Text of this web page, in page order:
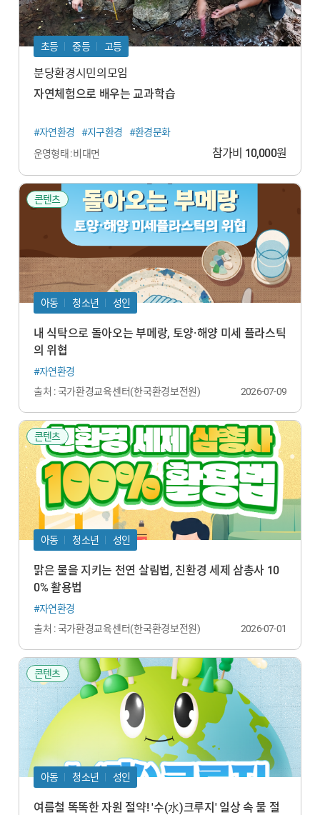
초등 중등 고등
분당환경시민의모임
자연체험으로 배우는 교과학습
#자연환경 #지구환경
#환경문화
운영형태 : 비대면
참가비 10,000원
콘텐츠
아동 청소년 성인
내 식탁으로 돌아오는 부메랑, 토양·해양 미세 플라스틱
의 위협
#자연환경
출처 : 국가환경교육센터(한국환경보전원)
2026-07-09
콘텐츠
아동 청소년 성인
맑은 물을 지키는 천연 살림법, 친환경 세제 삼총사 10
0% 활용법
#자연환경
출처 : 국가환경교육센터(한국환경보전원)
2026-07-01
콘텐츠
아동 청소년 성인
여름철 똑똑한 자원 절약! '수(水)크루지' 일상 속 물 절